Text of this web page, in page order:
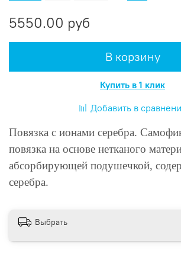
5550.00 руб
В корзину
Купить в 1 клик
Добавить в
Повязка с ионами серебра.
повязка на основе нетканого
абсорбирующей подушечкой,
серебра.
Выбрать